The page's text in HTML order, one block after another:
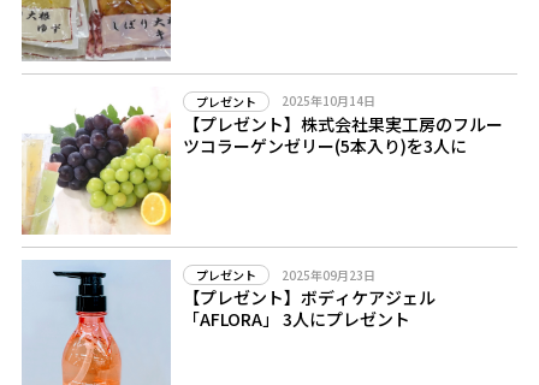
プレゼント 2025年10月14日
【プレゼント】株式会社果実工房のフルー
ツコラーゲンゼリー(5本入り)を3人に
プレゼント 2025年09月23日
【プレゼント】ボディケアジェル
「AFLORA」 3人にプレゼント